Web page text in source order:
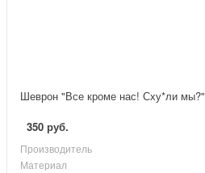
Шеврон "Все кроме нас! Сху*ли мы?"
350 руб.
Производитель
Материал